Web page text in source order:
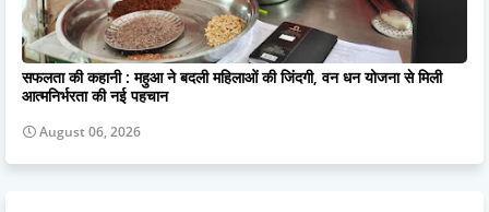
सफलता की कहानी : महुआ ने बदली महिलाओं की जिंदगी, वन धन योजना से मिली
आत्मनिर्भरता की नई पहचान
August 06, 2026